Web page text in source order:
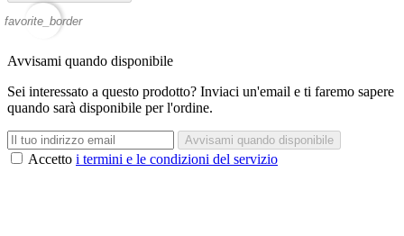
favorite_border
Avvisami quando disponibile
Sei interessato a questo prodotto? Inviaci un'email e ti faremo sapere
quando sarà disponibile per l'ordine.
Avvisami quando disponibile
Accetto i termini e le condizioni del servizio